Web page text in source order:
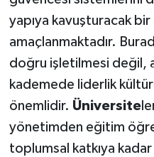
yapıya kavuşturacak bir
amaçlanmaktadır.
doğru işletilmesi değil,
kademede liderlik
önemlidir. Üniversite
yönetimden eğitim
toplumsal katkıya